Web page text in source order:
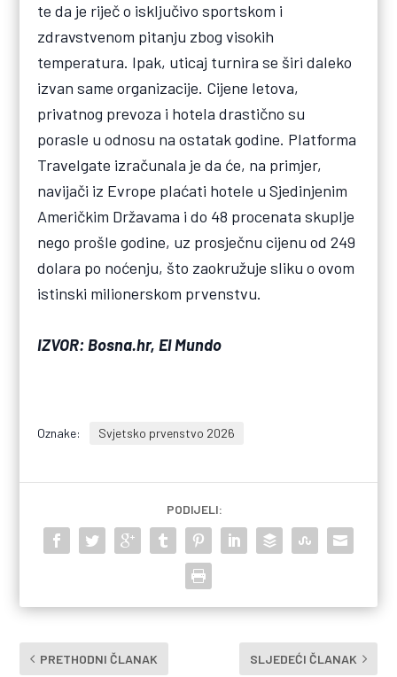
te da je riječ o isključivo sportskom i
zdravstvenom pitanju zbog visokih
temperatura. Ipak, uticaj turnira se širi daleko
izvan same organizacije. Cijene letova,
privatnog prevoza i hotela drastično su
porasle u odnosu na ostatak godine. Platforma
Travelgate izračunala je da će, na primjer,
navijači iz Evrope plaćati hotele u Sjedinjenim
Američkim Državama i do 48 procenata skuplje
nego prošle godine, uz prosječnu cijenu od 249
dolara po noćenju, što zaokružuje sliku o ovom
istinski milionerskom prvenstvu.
IZVOR: Bosna.hr, El Mundo
Oznake: Svjetsko prvenstvo 2026
PODIJELI:
PRETHODNI ČLANAK SLJEDEĆI ČLANAK